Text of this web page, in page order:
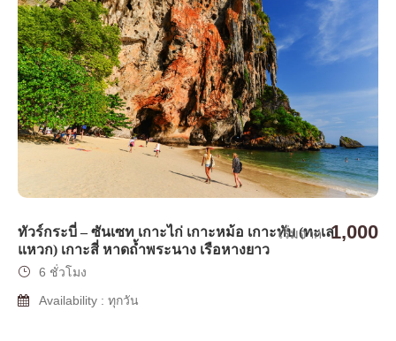
ทัวร์กระบี่ – ซันเซท เกาะไก่ เกาะหม้อ เกาะทับ (ทะเล
แหวก) เกาะสี่ หาดถ้ำพระนาง เรือหางยาว
เริ่มจาก 1,000
6 ชั่วโมง
Availability : ทุกวัน